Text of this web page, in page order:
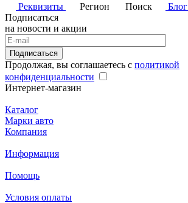
Реквизиты
Регион Поиск Блог
Подписаться
на новости и акции
Подписаться
Продолжая, вы соглашаетесь с политикой
конфиденциальности
Интернет-магазин
Каталог
Марки авто
Компания
Информация
Помощь
Условия оплаты